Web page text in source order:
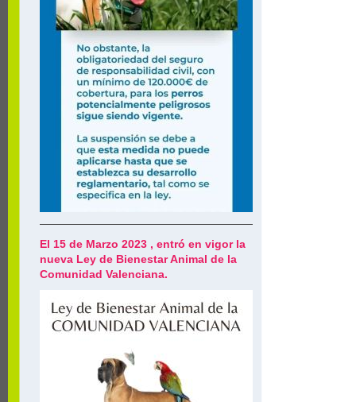
El 15 de Marzo 2023 , entró en vigor la
nueva Ley de Bienestar Animal de la
Comunidad Valenciana.